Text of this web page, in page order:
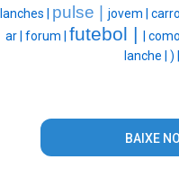
lanches | pulse | jovem |
ar | forum | futebol |
lanche | ) |
BAIXE